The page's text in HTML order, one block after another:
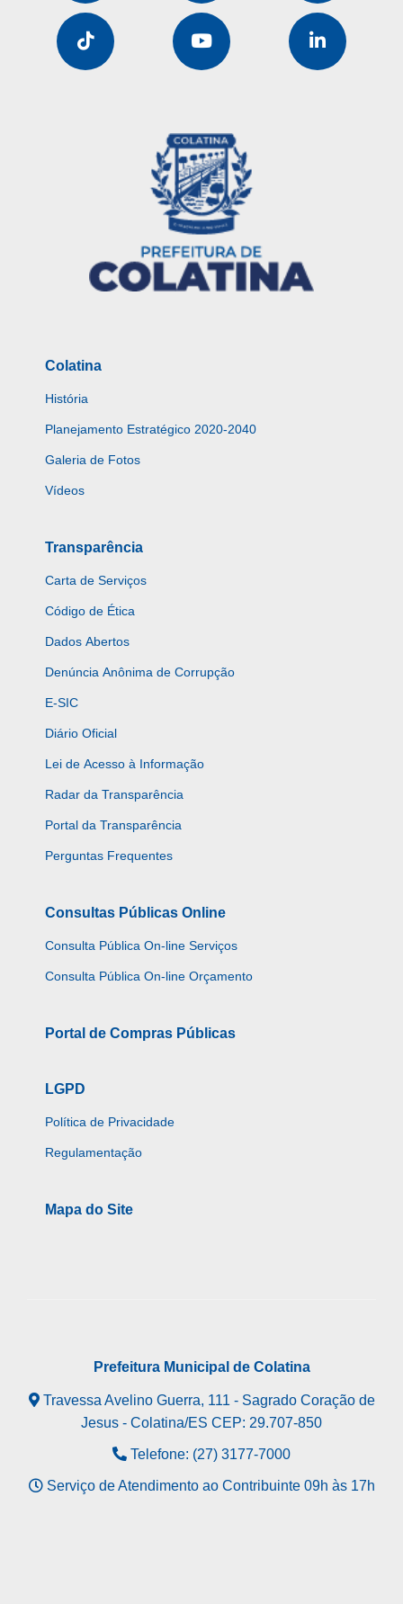
Colatina
História
Planejamento Estratégico 2020-2040
Galeria de Fotos
Vídeos
Transparência
Carta de Serviços
Código de Ética
Dados Abertos
Denúncia Anônima de Corrupção
E-SIC
Diário Oficial
Lei de Acesso à Informação
Radar da Transparência
Portal da Transparência
Perguntas Frequentes
Consultas Públicas Online
Consulta Pública On-line Serviços
Consulta Pública On-line Orçamento
Portal de Compras Públicas
LGPD
Política de Privacidade
Regulamentação
Mapa do Site
Prefeitura Municipal de Colatina
Travessa Avelino Guerra, 111 - Sagrado Coração de
Jesus - Colatina/ES CEP: 29.707-850
Telefone: (27) 3177-7000
Serviço de Atendimento ao Contribuinte 09h às 17h